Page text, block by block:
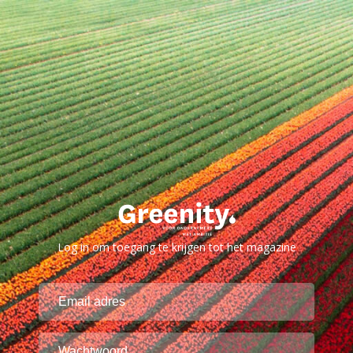
Log in om toegang te krijgen tot het magazine